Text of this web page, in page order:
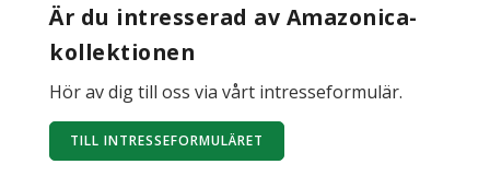
Är du intresserad av Amazonica-
kollektionen
Hör av dig till oss via vårt intresseformulär.
TILL INTRESSEFORMULÄRET